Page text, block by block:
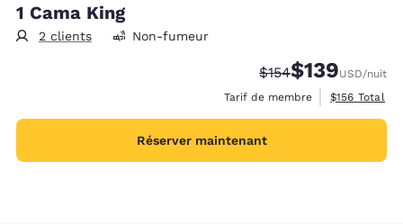
1 Cama King
2 clients Non-fumeur
Tarif barré :
$154Tarif réduit :
$139USD/nuit
Tarif de membre
Afficher les
$156 Total
Réserver maintenant